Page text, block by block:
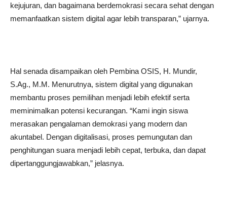
kejujuran, dan bagaimana berdemokrasi secara sehat dengan
memanfaatkan sistem digital agar lebih transparan,” ujarnya.
Hal senada disampaikan oleh Pembina OSIS, H. Mundir,
S.Ag., M.M. Menurutnya, sistem digital yang digunakan
membantu proses pemilihan menjadi lebih efektif serta
meminimalkan potensi kecurangan. “Kami ingin siswa
merasakan pengalaman demokrasi yang modern dan
akuntabel. Dengan digitalisasi, proses pemungutan dan
penghitungan suara menjadi lebih cepat, terbuka, dan dapat
dipertanggungjawabkan,” jelasnya.